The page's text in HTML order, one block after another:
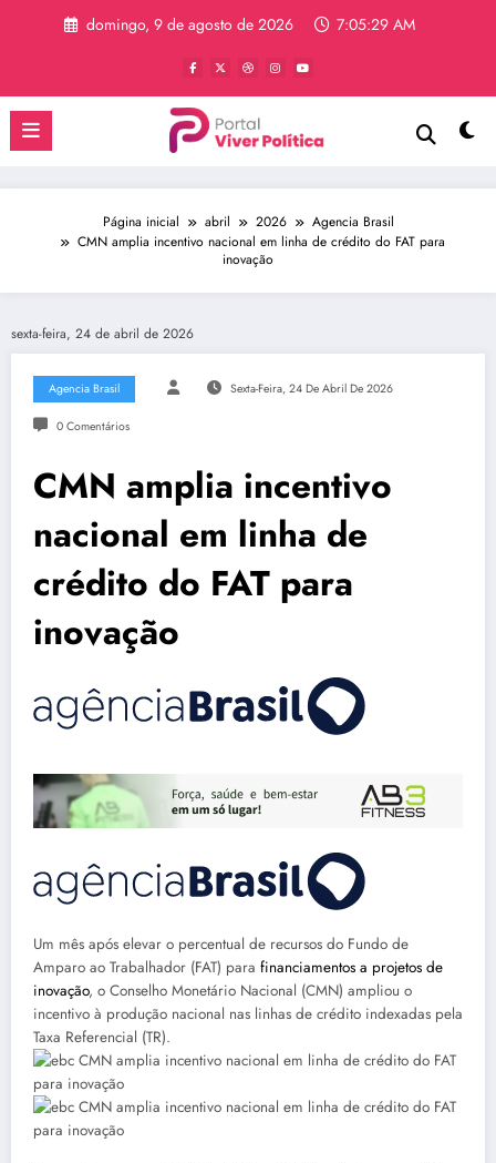
domingo, 9 de agosto de 2026 7:05:29 AM
Página inicial abril 2026
Agencia Brasil
CMN amplia incentivo nacional em linha de crédito do FAT para
inovação
sexta-feira, 24 de abril de 2026
Agencia Brasil Sexta-Feira, 24 De Abril De 2026
0 Comentários
CMN amplia incentivo
nacional em linha de
crédito do FAT para
inovação
Um mês após elevar o percentual de recursos do Fundo de
Amparo ao Trabalhador (FAT) para financiamentos a projetos de
inovação, o Conselho Monetário Nacional (CMN) ampliou o
incentivo à produção nacional nas linhas de crédito indexadas pela
Taxa Referencial (TR).